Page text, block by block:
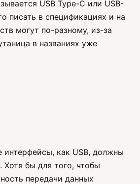
USB Type-C или USB-
писать в спецификациях и на
могут по-разному, из-за
в названиях уже
интерфейсы, как USB, должны
Хотя бы для того, чтобы
передачи данных